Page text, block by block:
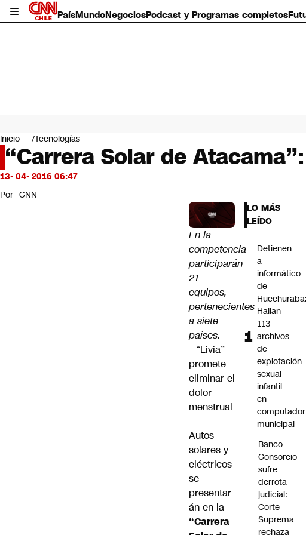
PaísMundoNegociosPodcast y Programas completos
Mundo
Negocios
Deportes
Programas completos
Servicios
Inicio Tecnologías
“Carrera Solar de
13- 04- 2016 06:47
Por CNN
En la
competencia
participarán
21
equipos,
pertenecientes
a siete
países.
– “Livia”
promete
eliminar el
dolor
menstrual
Autos
solares y
eléctricos
se
presentar
án en la
“Carrera
LO MÁS
LEÍDO
Detienen
a
informático
de
Huechuraba:
Hallan
113
archivos
de
explotación
sexual
infantil
en
computador
municipal
Banco
Consorcio
sufre
derrota
judicial:
Corte
Suprema
rechaza